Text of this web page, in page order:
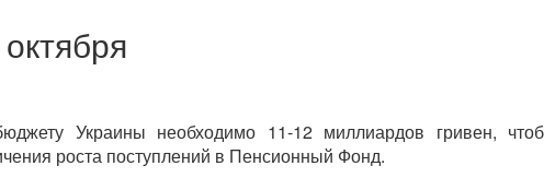
Украины необходимо 11-12 миллиардов гривен,
роста поступлений в Пенсионный Фонд.